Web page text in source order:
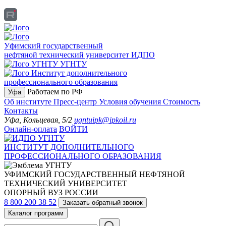
Уфимский государственный
нефтяной технический университет ИДПО
УГНТУ
Институт дополнительного
профессионального образования
Уфа
Работаем по РФ
Об институте Пресс-центр Условия обучения Стоимость
Контакты
Уфа, Кольцевая, 5/2 ugntuipk@ipkoil.ru
Онлайн-оплата ВОЙТИ
ИНСТИТУТ ДОПОЛНИТЕЛЬНОГО
ПРОФЕССИОНАЛЬНОГО ОБРАЗОВАНИЯ
УФИМСКИЙ ГОСУДАРСТВЕННЫЙ НЕФТЯНОЙ
ТЕХНИЧЕСКИЙ УНИВЕРСИТЕТ
ОПОРНЫЙ ВУЗ РОССИИ
8 800 200 38 52
Заказать обратный звонок
Каталог программ